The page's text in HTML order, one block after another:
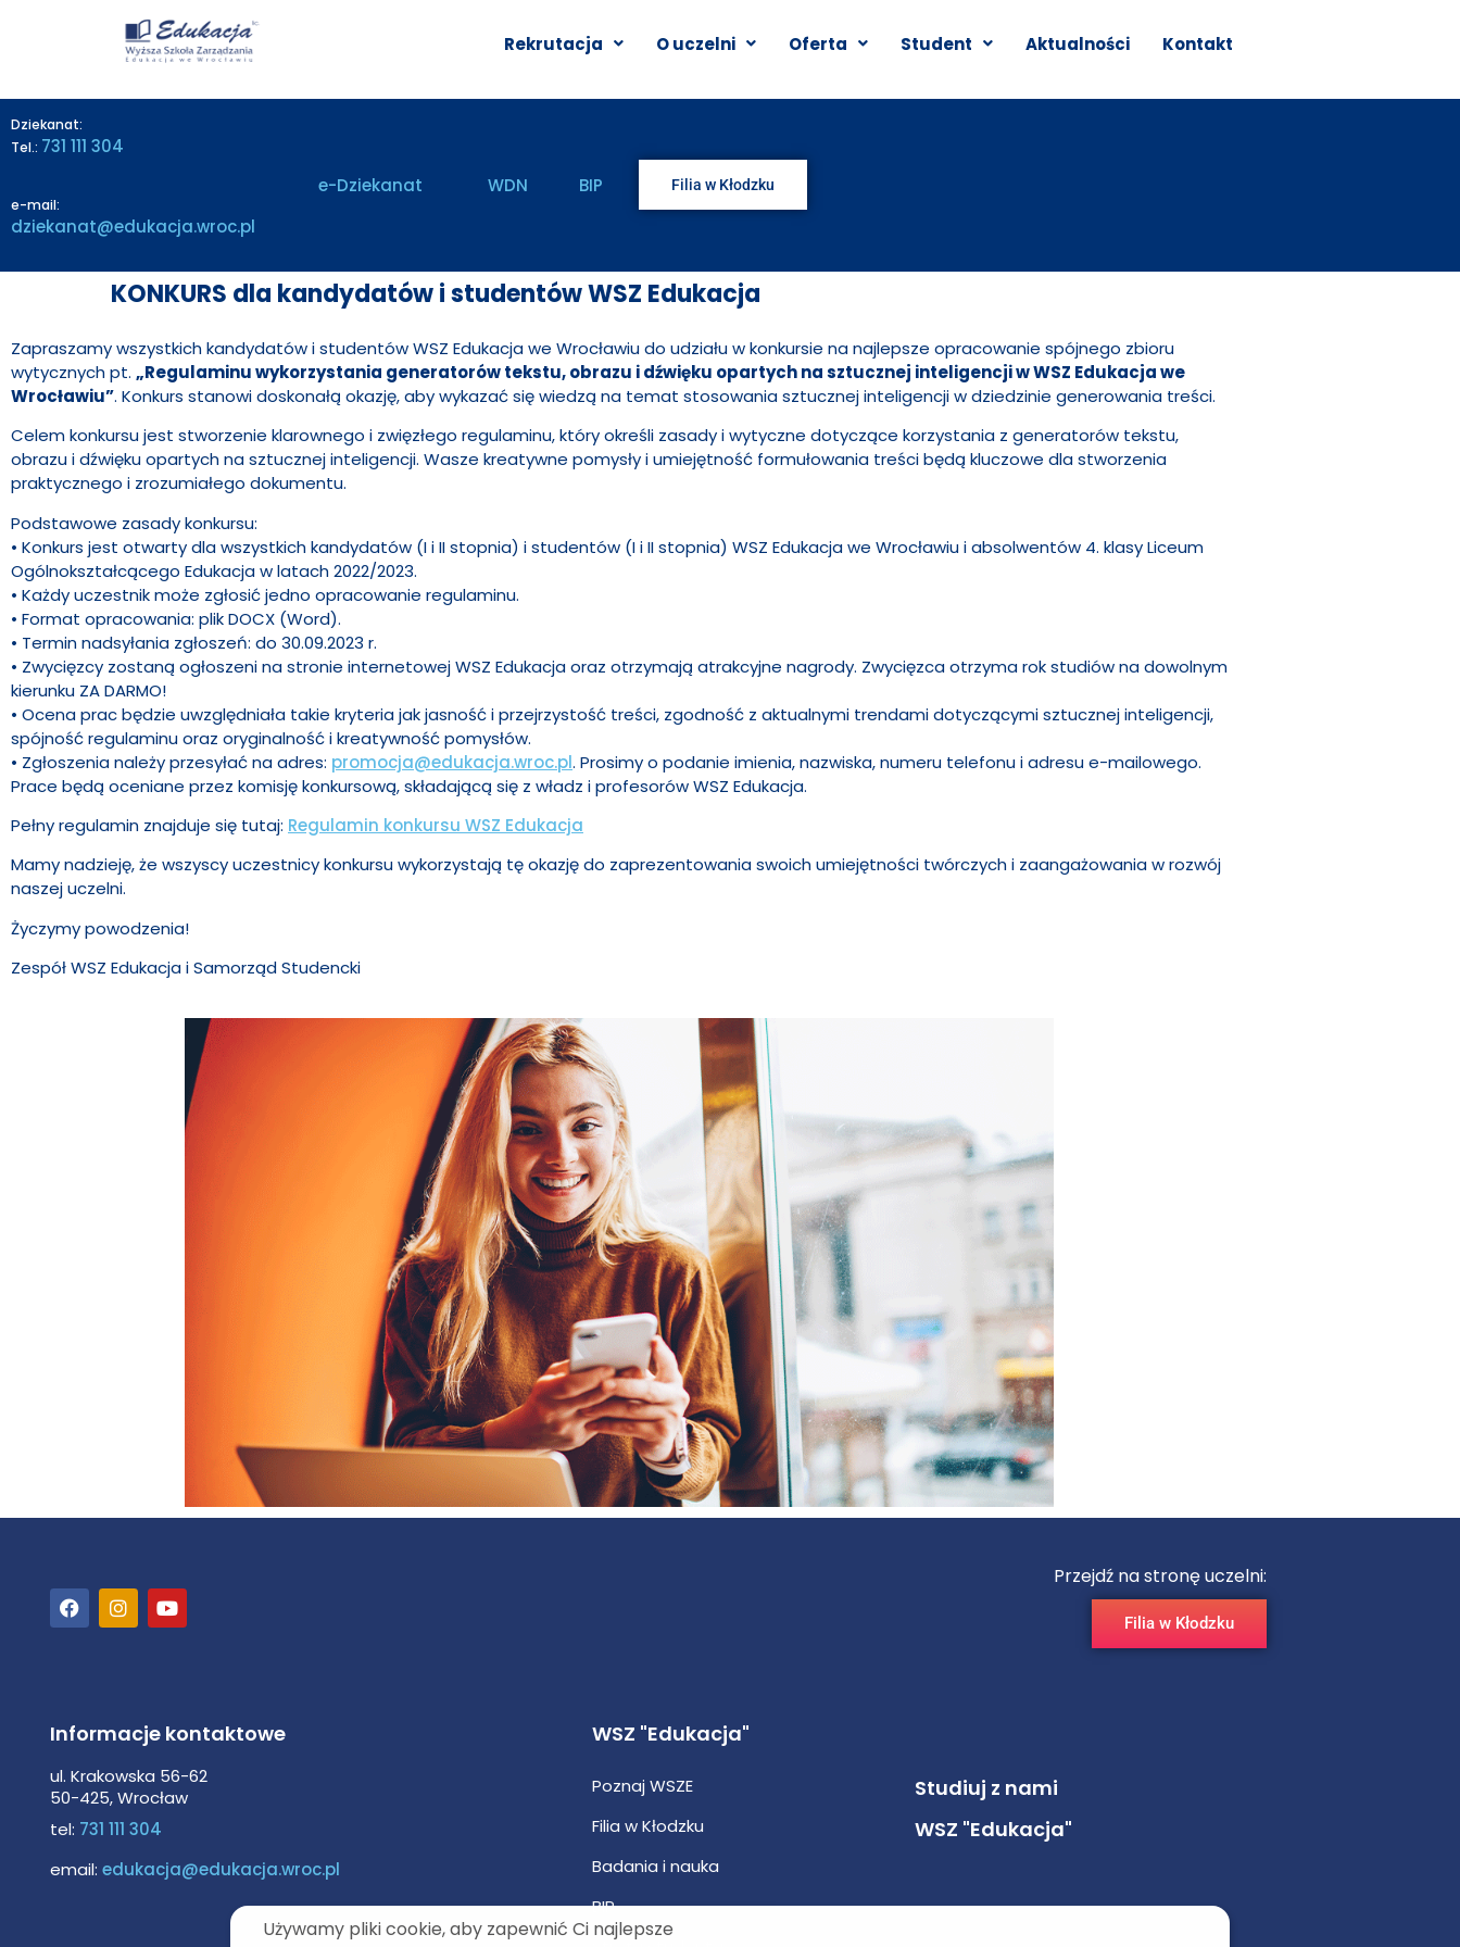
Rekrutacja
O uczelni Oferta Student Aktualności Kontakt
Dziekanat:
Tel.: 731 111 304
e-mail:
dziekanat@edukacja.wroc.pl
e-Dziekanat WDN BIP Filia w Kłodzku
KONKURS dla kandydatów i studentów WSZ Edukacja
Zapraszamy wszystkich kandydatów i studentów WSZ Edukacja we Wrocławiu do udziału w konkursie na najlepsze opracowanie spójnego zbioru
wytycznych pt. „Regulaminu wykorzystania generatorów tekstu, obrazu i dźwięku opartych na sztucznej inteligencji w WSZ Edukacja we
Wrocławiu”. Konkurs stanowi doskonałą okazję, aby wykazać się wiedzą na temat stosowania sztucznej inteligencji w dziedzinie generowania treści.
Celem konkursu jest stworzenie klarownego i zwięzłego regulaminu, który określi zasady i wytyczne dotyczące korzystania z generatorów tekstu,
obrazu i dźwięku opartych na sztucznej inteligencji. Wasze kreatywne pomysły i umiejętność formułowania treści będą kluczowe dla stworzenia
praktycznego i zrozumiałego dokumentu.
Podstawowe zasady konkursu:
• Konkurs jest otwarty dla wszystkich kandydatów (I i II stopnia) i studentów (I i II stopnia) WSZ Edukacja we Wrocławiu i absolwentów 4. klasy Liceum
Ogólnokształcącego Edukacja w latach 2022/2023.
• Każdy uczestnik może zgłosić jedno opracowanie regulaminu.
• Format opracowania: plik DOCX (Word).
• Termin nadsyłania zgłoszeń: do 30.09.2023 r.
• Zwycięzcy zostaną ogłoszeni na stronie internetowej WSZ Edukacja oraz otrzymają atrakcyjne nagrody. Zwycięzca otrzyma rok studiów na dowolnym
kierunku ZA DARMO!
• Ocena prac będzie uwzględniała takie kryteria jak jasność i przejrzystość treści, zgodność z aktualnymi trendami dotyczącymi sztucznej inteligencji,
spójność regulaminu oraz oryginalność i kreatywność pomysłów.
• Zgłoszenia należy przesyłać na adres: promocja@edukacja.wroc.pl. Prosimy o podanie imienia, nazwiska, numeru telefonu i adresu e-mailowego.
Prace będą oceniane przez komisję konkursową, składającą się z władz i profesorów WSZ Edukacja.
Pełny regulamin znajduje się tutaj: Regulamin konkursu WSZ Edukacja
Mamy nadzieję, że wszyscy uczestnicy konkursu wykorzystają tę okazję do zaprezentowania swoich umiejętności twórczych i zaangażowania w rozwój
naszej uczelni.
Życzymy powodzenia!
Zespół WSZ Edukacja i Samorząd Studencki
Przejdź na stronę uczelni:
Filia w Kłodzku
Informacje kontaktowe
ul. Krakowska 56-62
50-425, Wrocław
tel: 731 111 304
email: edukacja@edukacja.wroc.pl
WSZ "Edukacja"
Poznaj WSZE
Filia w Kłodzku
Badania i nauka
BIP
Studiuj z nami
WSZ "Edukacja"
Używamy pliki cookie, aby zapewnić Ci najlepsze